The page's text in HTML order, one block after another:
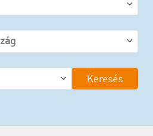
Keresés